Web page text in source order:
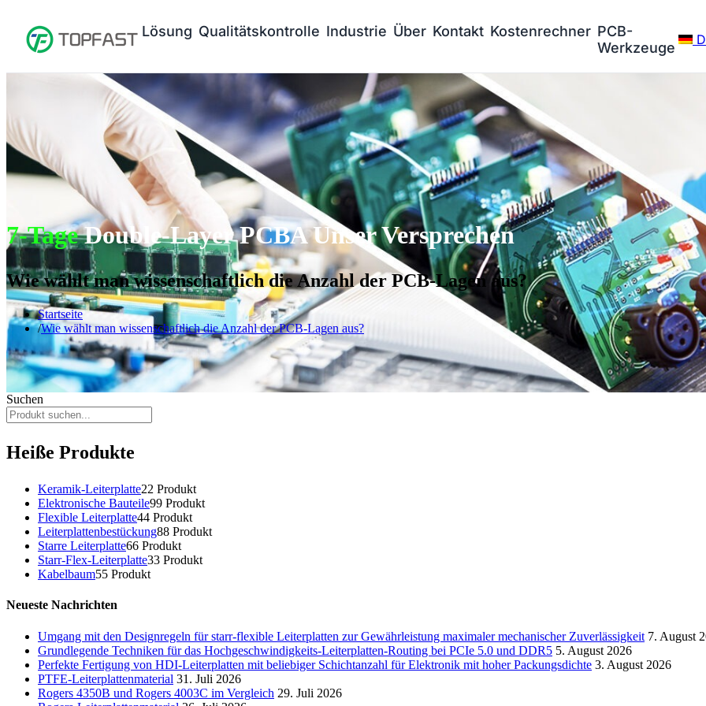
Lösung Qualitätskontrolle Industrie Über Kontakt Kostenrechner PCB-
Werkzeuge
7-TageDouble-Layer PCBA Unser Versprechen
Wie wählt man wissenschaftlich die Anzahl der PCB-Lagen aus?
Startseite
Wie wählt man wissenschaftlich die Anzahl der PCB-Lagen aus?
Suchen
Heiße Produkte
Keramik-Leiterplatte22 Produkt
Elektronische Bauteile99 Produkt
Flexible Leiterplatte44 Produkt
Leiterplattenbestückung88 Produkt
Starre Leiterplatte66 Produkt
Starr-Flex-Leiterplatte33 Produkt
Kabelbaum55 Produkt
Neueste Nachrichten
Umgang mit den Designregeln für starr-flexible Leiterplatten zur Gewährleistung maximaler mechanischer Zuverlässigkeit 7. August
Grundlegende Techniken für das Hochgeschwindigkeits-Leiterplatten-Routing bei PCIe 5.0 und DDR5 5. August 2026
Perfekte Fertigung von HDI-Leiterplatten mit beliebiger Schichtanzahl für Elektronik mit hoher Packungsdichte 3. August 2026
PTFE-Leiterplattenmaterial 31. Juli 2026
Rogers 4350B und Rogers 4003C im Vergleich 29. Juli 2026